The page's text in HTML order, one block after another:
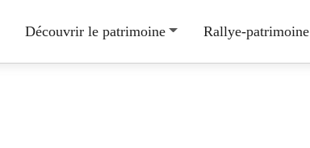
Découvrir le patrimoine Rallye-patrimoine